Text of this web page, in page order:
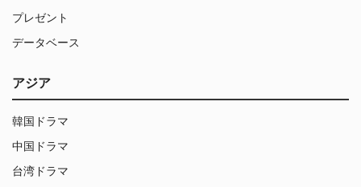
プレゼント
データベース
アジア
韓国ドラマ
中国ドラマ
台湾ドラマ